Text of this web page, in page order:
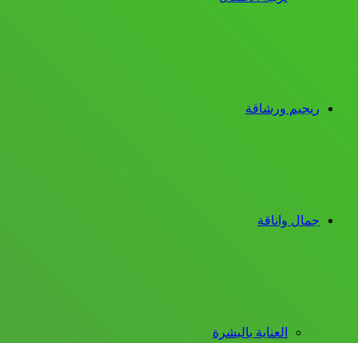
ريجيم ورشاقة
جمال واناقة
العناية بالبشرة